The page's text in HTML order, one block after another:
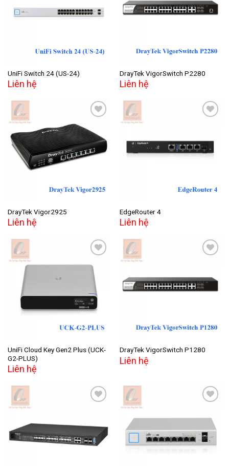
wishlist
UniFi Switch 24 (US-24)
Liên hệ
Add to
wishlist
DrayTek VigorSwitch P2280
Liên hệ
Add to
wishlist
DrayTek Vigor2925
Liên hệ
Add to
wishlist
EdgeRouter 4
Liên hệ
Add to
wishlist
UniFi Cloud Key Gen2 Plus (UCK-
G2-PLUS)
Liên hệ
Add to
wishlist
DrayTek VigorSwitch P1280
Liên hệ
Add to
wishlist
Add to
wishlist